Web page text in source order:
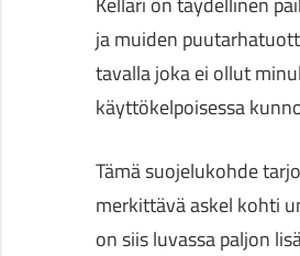
ja muiden
tavalla joka ei ollut
käyttökelpoisessa
Tämä suojelukohde
merkittävä askel kohti
on siis luvassa paljon